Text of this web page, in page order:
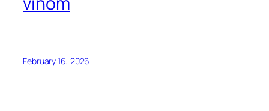
February 16, 2026